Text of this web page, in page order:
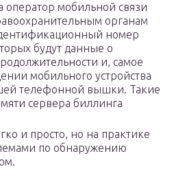
оператор мобильной связи
органам
номер
будут данные о
и, самое
мобильного устройства
телефонной вышки. Такие
сервера биллинга
и просто, но на практике
по обнаружению